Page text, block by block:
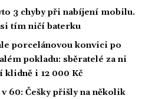
3 chyby při nabíjení mobilu.
si tím ničí baterku
porcelánovou konvici po
pokladu: sběratelé za ni
klidně i 12 000 Kč
60: Češky přišly na několik